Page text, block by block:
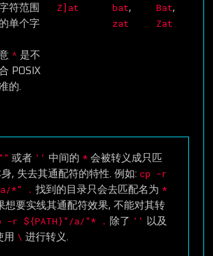
符范围
单个字
^ 是不
POSIX
的.
Z]at
bat,
zat
Bat,
Zat
"" 或者 '' 中间的 * 会被转义成只匹
, 失去其通配符的特性. 例如:cp -r
a/*" . 找到的目录只会去匹配名为 *
想要实线其通配符效果, 不能对其转
-r ${PATH}"/a/"* . 除了 '' 以及
用 \ 进行转义.